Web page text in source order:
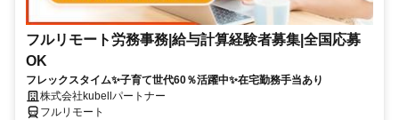
フルリモート労務事務|給与計算経験者募集|全国応募
OK
フレックスタイム✨子育て世代60％活躍中✨在宅勤務手当あり
株式会社kubellパートナー
フルリモート